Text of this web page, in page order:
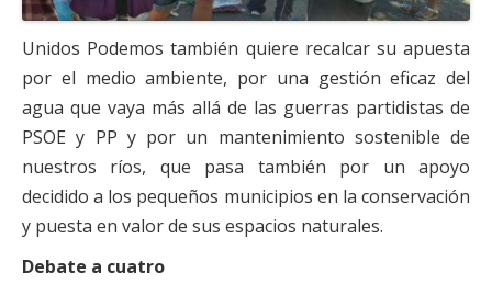
Unidos Podemos también quiere recalcar su apuesta
por el medio ambiente, por una gestión eficaz del
agua que vaya más allá de las guerras partidistas de
PSOE y PP y por un mantenimiento sostenible de
nuestros ríos, que pasa también por un apoyo
decidido a los pequeños municipios en la conservación
y puesta en valor de sus espacios naturales.
Debate a cuatro